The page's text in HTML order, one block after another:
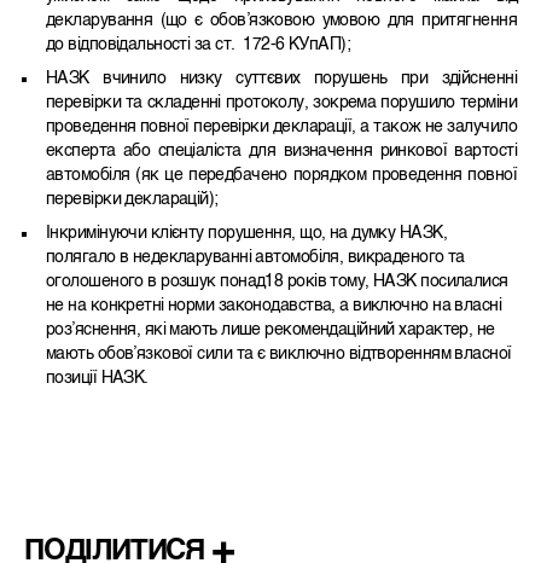
декларування (що є обов’язковою умовою для притягнення
до відповідальності за ст. 172-6 КУпАП);
НАЗК вчинило низку суттєвих порушень при здійсненні
перевірки та складенні протоколу, зокрема порушило терміни
проведення повної перевірки декларації, а також не залучило
експерта або спеціаліста для визначення ринкової вартості
автомобіля (як це передбачено порядком проведення повної
перевірки декларацій);
Інкримінуючи клієнту порушення, що, на думку НАЗК,
полягало в недекларуванні автомобіля, викраденого та
оголошеного в розшук понад18 років тому, НАЗК посилалися
не на конкретні норми законодавства, а виключно на власні
роз’яснення, які мають лише рекомендаційний характер, не
мають обов’язкової сили та є виключно відтворенням власної
позиції НАЗК.
ПОДІЛИТИСЯ